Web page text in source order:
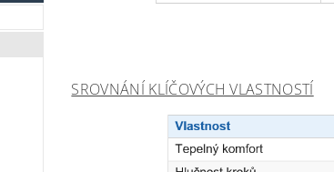
SROVNÁNÍ KLÍČOVÝCH VLASTNOSTÍ